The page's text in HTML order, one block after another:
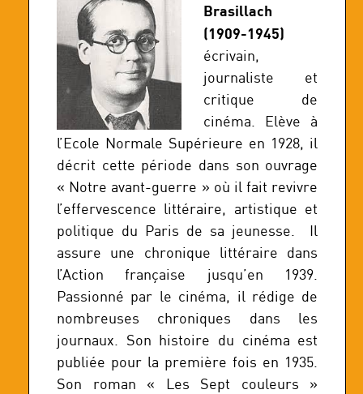
Brasillach
(1909-1945)
écrivain,
journaliste et
critique de
cinéma. Elève à
l’Ecole Normale Supérieure en 1928, il
décrit cette période dans son ouvrage
« Notre avant-guerre » où il fait revivre
l’effervescence littéraire, artistique et
politique du Paris de sa jeunesse. Il
assure une chronique littéraire dans
l’Action française jusqu’en 1939.
Passionné par le cinéma, il rédige de
nombreuses chroniques dans les
journaux. Son histoire du cinéma est
publiée pour la première fois en 1935.
Son roman « Les Sept couleurs »